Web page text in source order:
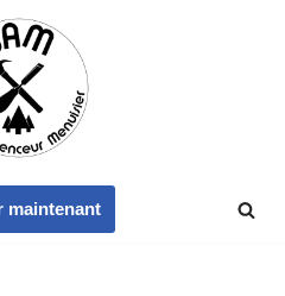
maintenant